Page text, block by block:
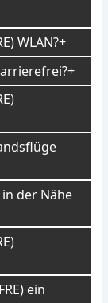
WLAN?
der Nähe
ein